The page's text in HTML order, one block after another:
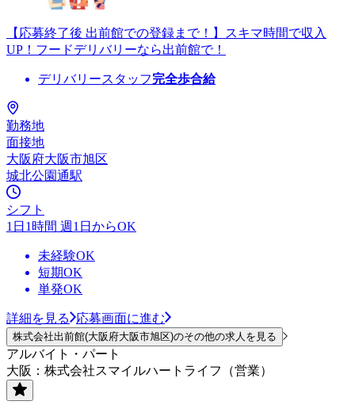
【応募終了後 出前館での登録まで！】スキマ時間で収入
UP！フードデリバリーなら出前館で！
デリバリースタッフ完全歩合給
勤務地
面接地
大阪府大阪市旭区
城北公園通駅
シフト
1日1時間 週1日からOK
未経験OK
短期OK
単発OK
詳細を見る 応募画面に進む
株式会社出前館(大阪府大阪市旭区)のその他の求人を見る
アルバイト・パート
大阪：株式会社スマイルハートライフ（営業）